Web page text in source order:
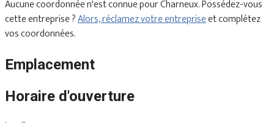
Aucune coordonnée n'est connue pour Charneux. Possédez-vous
cette entreprise ?Alors, réclamez votre entrepriseet complétez
vos coordonnées.
Emplacement
Horaire d'ouverture